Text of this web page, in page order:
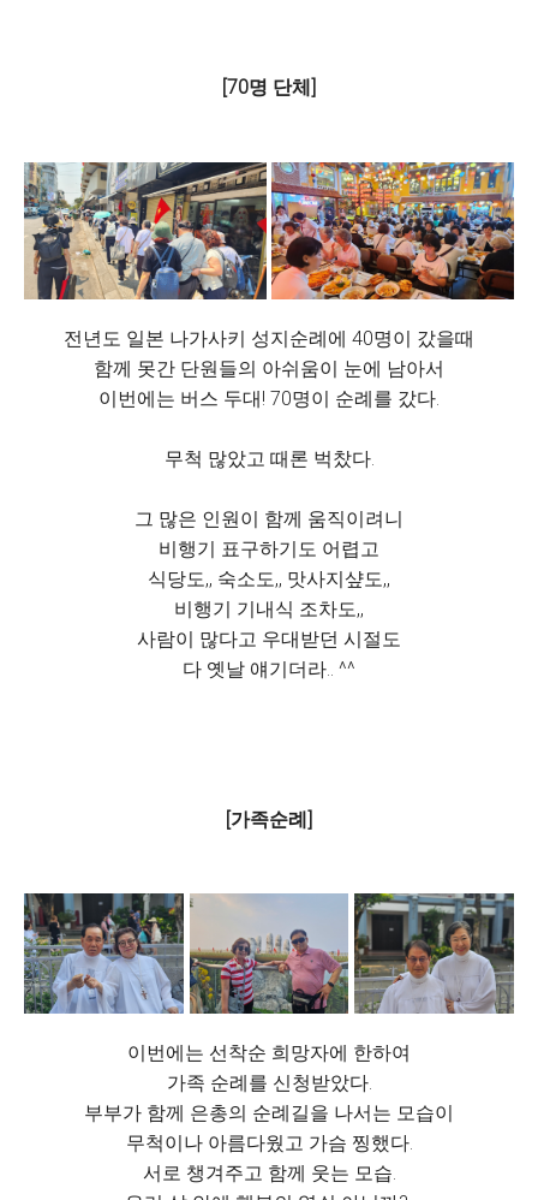
[70명 단체]
전년도 일본 나가사키 성지순례에 40명이 갔을때
함께 못간 단원들의 아쉬움이 눈에 남아서
이번에는 버스 두대! 70명이 순례를 갔다.
무척 많았고 때론 벅찼다.
그 많은 인원이 함께 움직이려니
비행기 표구하기도 어렵고
식당도,, 숙소도,, 맛사지샾도,,
비행기 기내식 조차도,,
사람이 많다고 우대받던 시절도
다 옛날 얘기더라.. ^^
[가족순례]
이번에는 선착순 희망자에 한하여
가족 순례를 신청받았다.
부부가 함께 은총의 순례길을 나서는 모습이
무척이나 아름다웠고 가슴 찡했다.
서로 챙겨주고 함께 웃는 모습.